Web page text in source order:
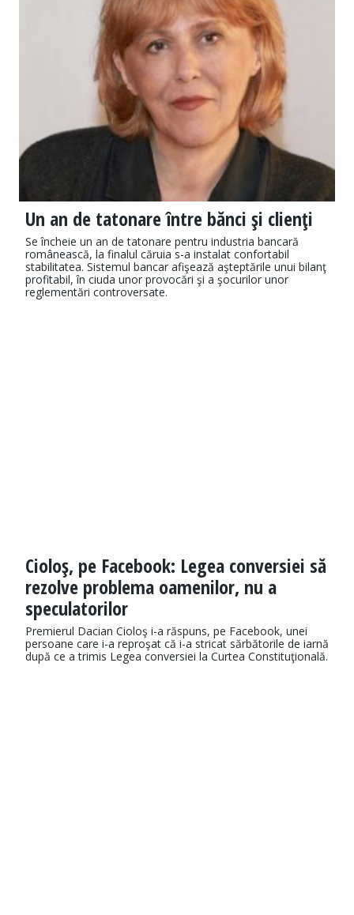
Un an de tatonare între bănci şi clienţi
Se încheie un an de tatonare pentru in­dus­tria bancară
românească, la finalul căruia s-a instalat confortabil
stabilitatea. Sis­te­mul bancar afişează aşteptările unui bilanţ
profitabil, în ciuda unor provocări şi a şo­curilor unor
reglementări controversate.
Cioloş, pe Facebook: Legea conversiei să
rezolve problema oamenilor, nu a
speculatorilor
Premierul Dacian Cioloş i-a răspuns, pe Facebook, unei
persoane care i-a reproşat că i-a stricat sărbătorile de iarnă
după ce a trimis Legea conversiei la Curtea Constituţională.